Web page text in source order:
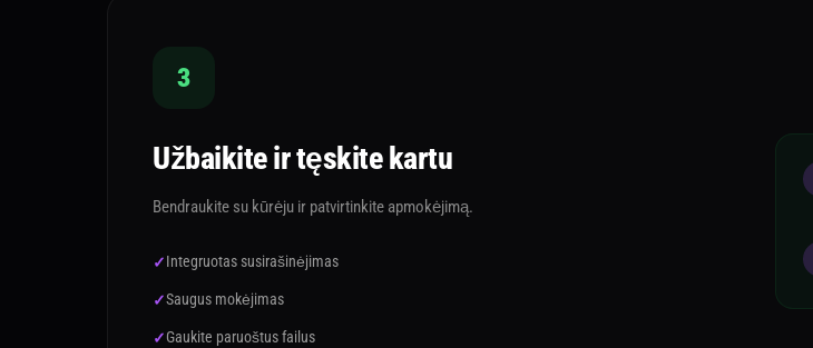
3
Užbaikite ir tęskite kartu
Bendraukite su kūrėju ir patvirtinkite apmokėjimą.
Integruotas susirašinėjimas
Saugus mokėjimas
Gaukite paruoštus failus